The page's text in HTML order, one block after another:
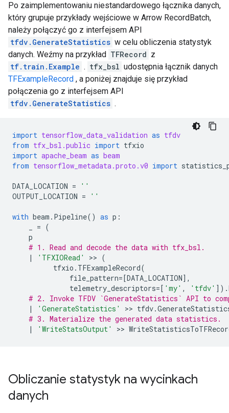
Po zaimplementowaniu niestandardowego łącznika danych,
który grupuje przykłady wejściowe w Arrow RecordBatch,
należy połączyć go z interfejsem API
tfdv.GenerateStatistics w celu obliczenia statystyk
danych. Weźmy na przykład TFRecord z
tf.train.Example . tfx_bsl udostępnia łącznik danych
TFExampleRecord , a poniżej znajduje się przykład
połączenia go z interfejsem API
tfdv.GenerateStatistics .
import tensorflow_data_validation as tfdv
from tfx_bsl.public import tfxio
import apache_beam as beam
from tensorflow_metadata.proto.v0 import
DATA_LOCATION =
''
OUTPUT_LOCATION = ''
with beam . Pipeline() as p :
= (
p
# 1. Read and decode the data with tfx_bsl.
|
'TFXIORead' >> (
tfxio . TFExampleRecord(
file_pattern=[DATA_LOCATION],
telemetry_descriptors=[ 'my' , 'tfdv' ]) .
# 2. Invoke TFDV `GenerateStatistics` API to
|
'GenerateStatistics' >> tfdv.
# 3. Materialize the generated data statistics.
|
'WriteStatsOutput' >>
Obliczanie statystyk na wycinkach
danych